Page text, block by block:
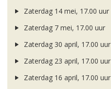
Zaterdag 14 mei, 17.00 uur
Zaterdag 7 mei, 17.00 uur
Zaterdag 30 april, 17.00 uur
Zaterdag 23 april, 17.00 uur
Zaterdag 16 april, 17.00 uur